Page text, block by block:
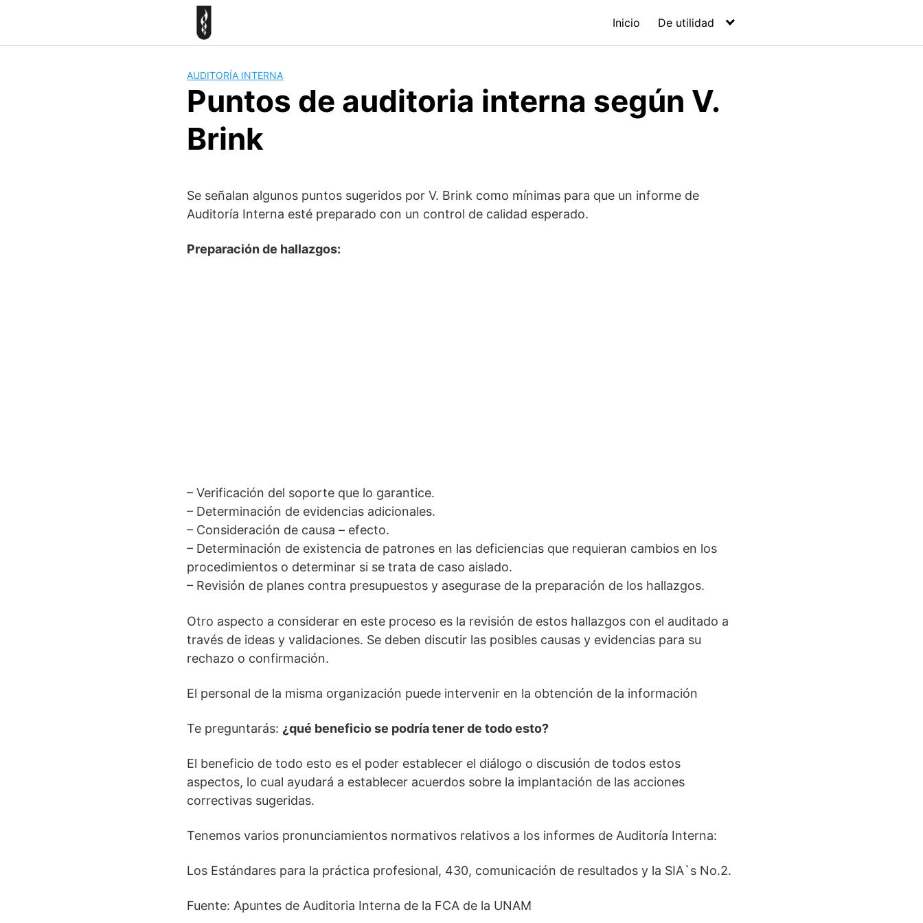
Inicio De utilidad
AUDITORÍA INTERNA
Puntos de auditoria interna según V.
Brink
Se señalan algunos puntos sugeridos por V. Brink como mínimas para que un informe de
Auditoría Interna esté preparado con un control de calidad esperado.
Preparación de hallazgos:
– Verificación del soporte que lo garantice.
– Determinación de evidencias adicionales.
– Consideración de causa – efecto.
– Determinación de existencia de patrones en las deficiencias que requieran cambios en los
procedimientos o determinar si se trata de caso aislado.
– Revisión de planes contra presupuestos y asegurase de la preparación de los hallazgos.
Otro aspecto a considerar en este proceso es la revisión de estos hallazgos con el auditado a
través de ideas y validaciones. Se deben discutir las posibles causas y evidencias para su
rechazo o confirmación.
El personal de la misma organización puede intervenir en la obtención de la información
Te preguntarás: ¿qué beneficio se podría tener de todo esto?
El beneficio de todo esto es el poder establecer el diálogo o discusión de todos estos
aspectos, lo cual ayudará a establecer acuerdos sobre la implantación de las acciones
correctivas sugeridas.
Tenemos varios pronunciamientos normativos relativos a los informes de Auditoría Interna:
Los Estándares para la práctica profesional, 430, comunicación de resultados y la SIA`s No.2.
Fuente: Apuntes de Auditoria Interna de la FCA de la UNAM